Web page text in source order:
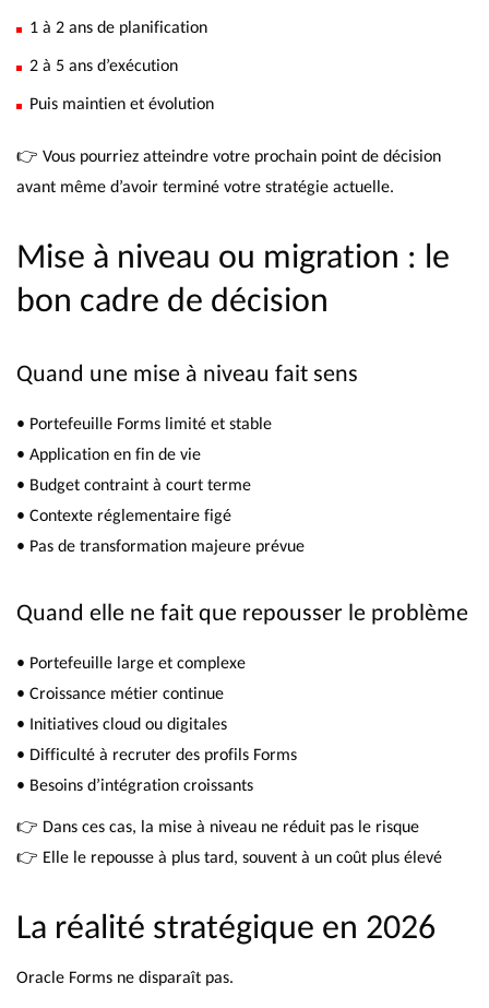
1 à 2 ans de planification
2 à 5 ans d’exécution
Puis maintien et évolution
👉 Vous pourriez atteindre votre prochain point de décision
avant même d’avoir terminé votre stratégie actuelle.
Mise à niveau ou migration : le
bon cadre de décision
Quand une mise à niveau fait sens
• Portefeuille Forms limité et stable
• Application en fin de vie
• Budget contraint à court terme
• Contexte réglementaire figé
• Pas de transformation majeure prévue
Quand elle ne fait que repousser le problème
• Portefeuille large et complexe
• Croissance métier continue
• Initiatives cloud ou digitales
• Difficulté à recruter des profils Forms
• Besoins d’intégration croissants
👉 Dans ces cas, la mise à niveau ne réduit pas le risque
👉 Elle le repousse à plus tard, souvent à un coût plus élevé
La réalité stratégique en 2026
Oracle Forms ne disparaît pas.